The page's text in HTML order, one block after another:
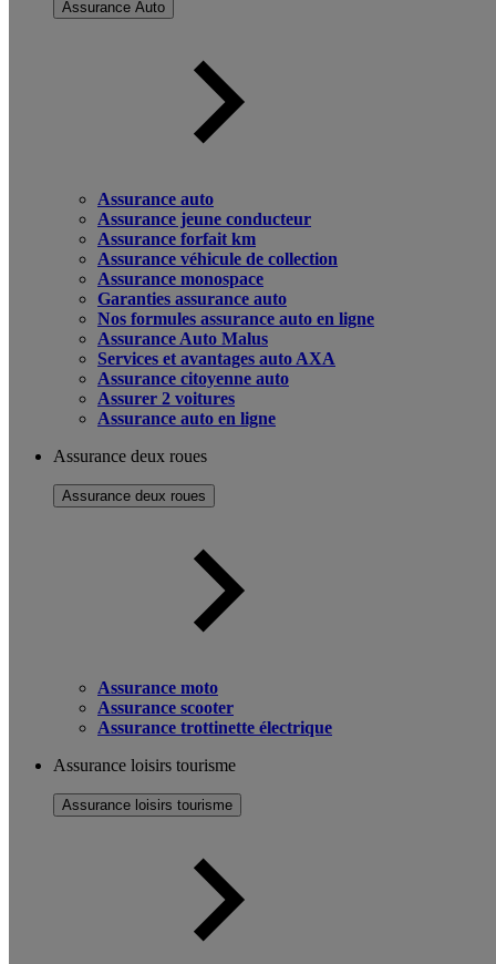
Assurance Auto
Assurance auto
Assurance jeune conducteur
Assurance forfait km
Assurance véhicule de collection
Assurance monospace
Garanties assurance auto
Nos formules assurance auto en ligne
Assurance Auto Malus
Services et avantages auto AXA
Assurance citoyenne auto
Assurer 2 voitures
Assurance auto en ligne
Assurance deux roues
Assurance deux roues
Assurance moto
Assurance scooter
Assurance trottinette électrique
Assurance loisirs tourisme
Assurance loisirs tourisme